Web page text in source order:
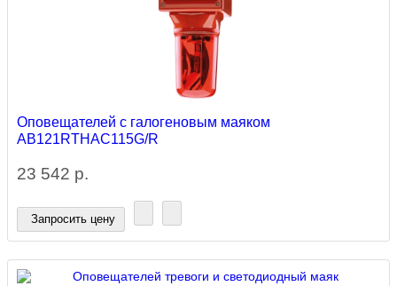
Оповещателей с галогеновым маяком
AB121RTHAC115G/R
23 542 р.
Запросить цену